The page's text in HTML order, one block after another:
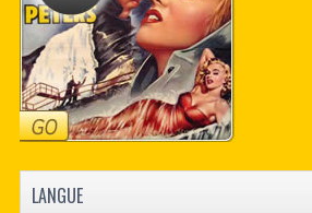
LANGUE